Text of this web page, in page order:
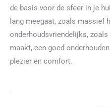
de basis voor de sfeer in je
lang meegaat, zoals massief
onderhoudsvriendelijks,
maakt, een goed
plezier en comfort.